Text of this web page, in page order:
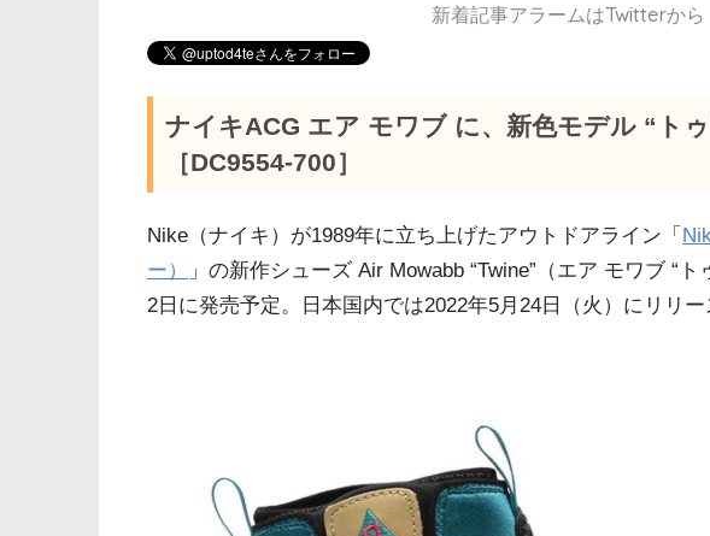
新着記事アラームはTwitterから
ナイキACG エア モワブ に、新色モデル “トゥ
［DC9554-700］
Nike（ナイキ）が1989年に立ち上げたアウトドアライン「
ー）
」の新作シューズ Air Mowabb “Twine”（エア モワブ “ト
2日に発売予定。日本国内では2022年5月24日（火）にリリー